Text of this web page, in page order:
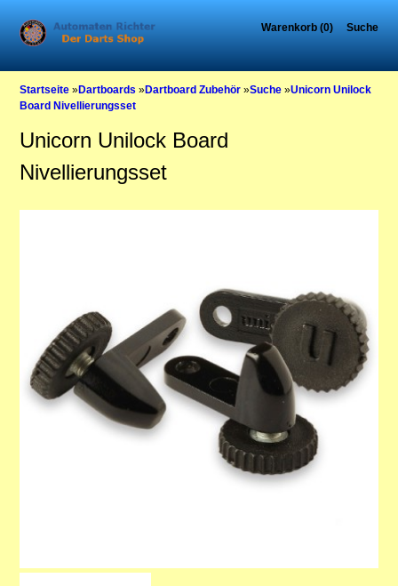
Warenkorb (0) Suche
Startseite »Dartboards »Dartboard Zubehör »Suche »Unicorn Unilock
Board Nivellierungsset
Unicorn Unilock Board
Nivellierungsset